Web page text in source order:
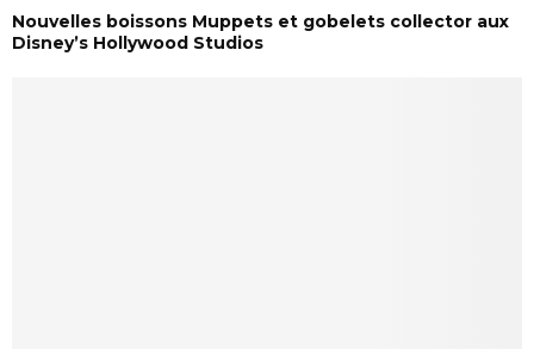
Nouvelles boissons Muppets et gobelets collector aux
Disney’s Hollywood Studios